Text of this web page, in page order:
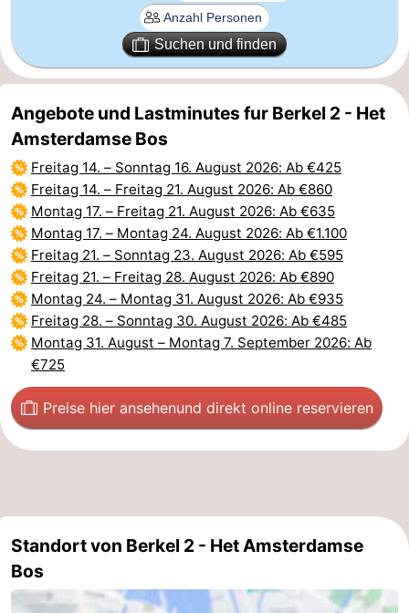
Suchen und finden
Angebote und Lastminutes fur Berkel 2 - Het
Amsterdamse Bos
Freitag 14. – Sonntag 16. August 2026: Ab €425
Freitag 14. – Freitag 21. August 2026: Ab €860
Montag 17. – Freitag 21. August 2026: Ab €635
Montag 17. – Montag 24. August 2026: Ab €1.100
Freitag 21. – Sonntag 23. August 2026: Ab €595
Freitag 21. – Freitag 28. August 2026: Ab €890
Montag 24. – Montag 31. August 2026: Ab €935
Freitag 28. – Sonntag 30. August 2026: Ab €485
Montag 31. August – Montag 7. September 2026: Ab
€725
Preise hier ansehenund direkt online reservieren
Standort von Berkel 2 - Het Amsterdamse
Bos